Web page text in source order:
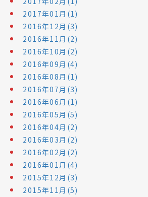
2017年01月(1)
2016年12月(3)
2016年11月(2)
2016年10月(2)
2016年09月(4)
2016年08月(1)
2016年07月(3)
2016年06月(1)
2016年05月(5)
2016年04月(2)
2016年03月(2)
2016年02月(2)
2016年01月(4)
2015年12月(3)
2015年11月(5)